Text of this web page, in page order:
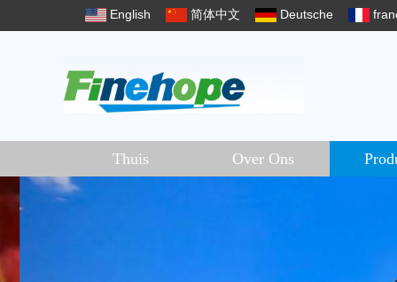
English 简体中文 Deutsche
Thuis Over Ons